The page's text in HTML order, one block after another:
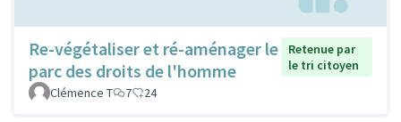
Re-végétaliser et ré-aménager le
parc des droits de l'homme
Retenue par
le tri citoyen
Clémence T
7 24